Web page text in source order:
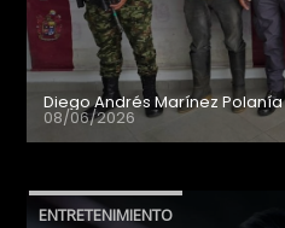
Diego Andrés Marínez Polanía
08/06/2026
ENTRETENIMIENTO